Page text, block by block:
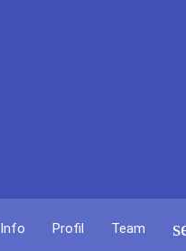
Info Profil Team